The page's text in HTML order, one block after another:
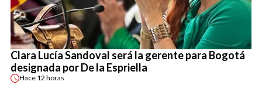
Clara Lucía Sandoval será la gerente para Bogotá
designada por De la Espriella
Hace 12 horas